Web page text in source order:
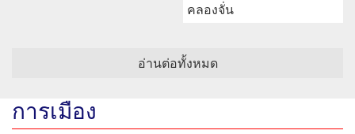
คลองจั่น
อ่านต่อทั้งหมด
การเมือง